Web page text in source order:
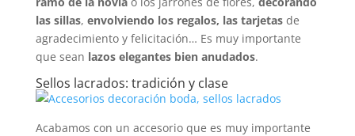
las sillas, envolviendo los regalos, las tarjetasde
agradecimiento y felicitación… Es muy importante
que sean lazos elegantes bien anudados.
Sellos lacrados: tradición y clase
Acabamos con un accesorio que es muy importante